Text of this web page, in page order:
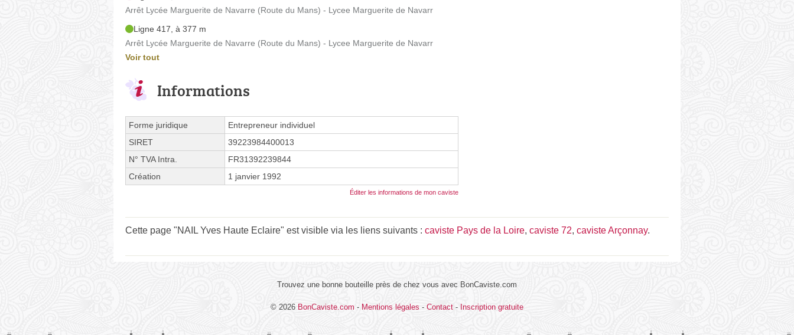
Arrêt Lycée Marguerite de Navarre (Route du Mans) - Lycee Marguerite de Navarr
Ligne 417, à 377 m
Arrêt Lycée Marguerite de Navarre (Route du Mans) - Lycee Marguerite de Navarr
Voir tout
Informations
Forme juridique
Entrepreneur individuel
SIRET
39223984400013
N° TVA Intra.
FR31392239844
Création
1 janvier 1992
Éditer les informations de mon caviste
Cette page "NAIL Yves Haute Eclaire" est visible via les liens suivants : caviste Pays de la Loire, caviste 72, caviste Arçonnay.
Trouvez une bonne bouteille près de chez vous avec BonCaviste.com
© 2026 BonCaviste.com - Mentions légales - Contact - Inscription gratuite